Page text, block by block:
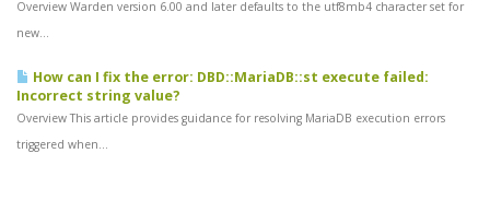
Overview Warden version 6.00 and later defaults to the utf8mb4 character set for
new...
How can I fix the error: DBD::MariaDB::st execute failed:
Incorrect string value?
Overview This article provides guidance for resolving MariaDB execution errors
triggered when...